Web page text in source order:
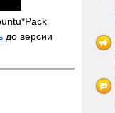
до версии